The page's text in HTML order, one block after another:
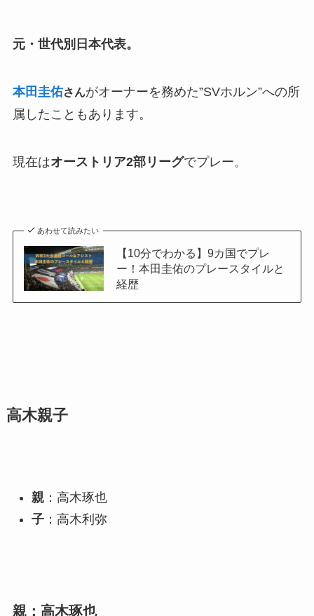
元・世代別日本代表。
本田圭佑さんがオーナーを務めた”SVホルン”への所
属したこともあります。
現在はオーストリア2部リーグでプレー。
あわせて読みたい
【10分でわかる】9カ国でプレ
ー！本田圭佑のプレースタイルと
経歴
高木親子
親：高木琢也
子：高木利弥
親：高木琢也